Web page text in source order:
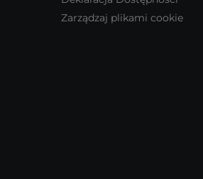
Zarządzaj plikami cookie